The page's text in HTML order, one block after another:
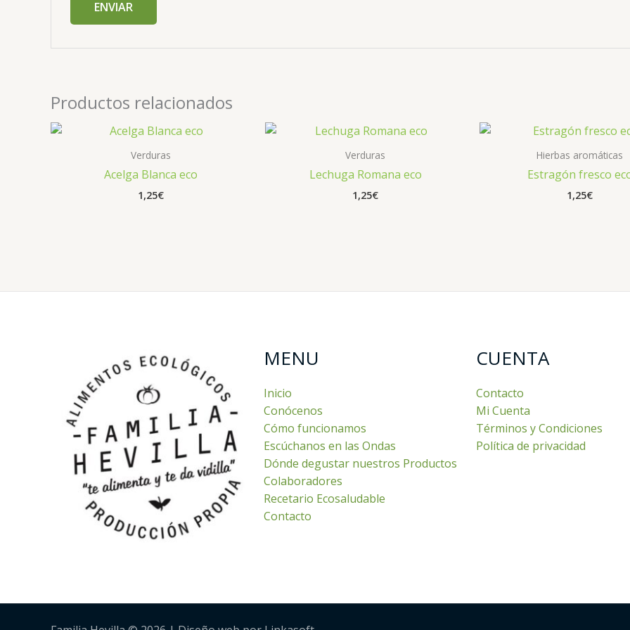
Productos relacionados
Verduras
Acelga Blanca eco
1,25€
Verduras
Lechuga Romana eco
1,25€
Hierbas aromáticas
Estragón fresco
1,25€
MENU
Inicio
Conócenos
Cómo funcionamos
Escúchanos en las Ondas
Dónde degustar nuestros Productos
Colaboradores
Recetario Ecosaludable
Contacto
CUENTA
Contacto
Mi Cuenta
Términos y Condiciones
Política de privacidad